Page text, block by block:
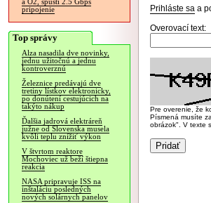
a O2, spustí 2.5 Gbps
pripojenie
Top správy
Alza nasadila dve novinky,
jednu užitočnú a jednu
kontroverznú
Železnice predávajú dve
tretiny lístkov elektronicky,
po donútení cestujúcich na
takýto nákup
Ďalšia jadrová elektráreň
južne od Slovenska musela
kvôli teplu znížiť výkon
V štvrtom reaktore
Mochoviec už beží štiepna
reakcia
NASA pripravuje ISS na
inštaláciu posledných
nových solárnych panelov
Prihláste sa a
Overovací text:
Pre overenie, že
Písmená musíte
obrázok". V texte